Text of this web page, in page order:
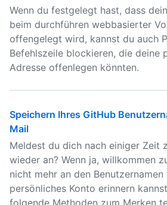
Wenn du festgelegt hast, dass
beim durchführen webbasierter
offengelegt wird, kannst du auch
Befehlszeile blockieren, die deine
Adresse offenlegen könnten.
Speichern Ihres GitHub
Mail
Meldest du dich nach einiger Zeit
wieder an? Wenn ja, willkommen
nicht mehr an den Benutzernamen
persönliches Konto erinnern
folgende Methoden zum Merken